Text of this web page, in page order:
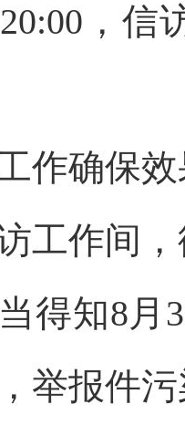
，信
作确保效
工作间
得知8月
举报件